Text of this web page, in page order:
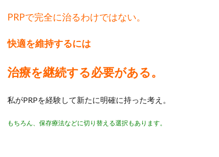
PRPで完全に治るわけではない。
快適を維持するには
治療を継続する必要がある。
私がPRPを経験して新たに明確に持った考え。
もちろん、保存療法などに切り替える選択もあります。